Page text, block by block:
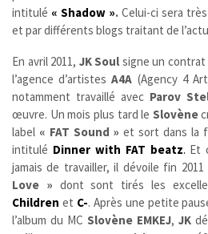
intitulé « Shadow ». Celui-ci sera
et par différents blogs traitant de
En avril 2011, JK Soul signe un contrat
l’agence d’artistesA4A (Agency 4
notamment travaillé avec Parov
œuvre. Un mois plus tard le Slovène
label « FAT Sound »et sort dans la
intitulé Dinner with FAT beatz. Et
jamais de travailler, il dévoile fin
Love » dont sont tirés les
Children et C-. Après une petite
l’album du MC Slovène EMKEJ, JK